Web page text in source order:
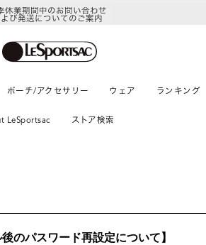
休業期間中のお問い合わせ
び発送についてのご案内
ポーチ/アクセサリー ウェア ランキング
LeSportsac ストア検索
後のパスワード再設定について】